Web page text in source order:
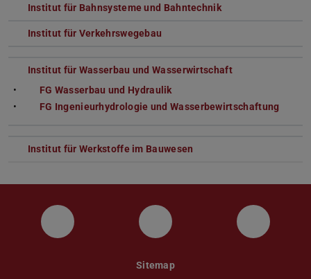
Institut für Bahnsysteme und Bahntechnik
Institut für Verkehrswegebau
Institut für Wasserbau und Wasserwirtschaft
FG Wasserbau und Hydraulik
FG Ingenieurhydrologie und Wasserbewirtschaftung
Institut für Werkstoffe im Bauwesen
Instagram YouTube
Sitemap